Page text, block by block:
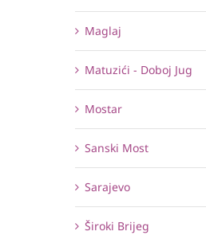
Maglaj
Matuzići - Doboj Jug
Mostar
Sanski Most
Sarajevo
Široki Brijeg